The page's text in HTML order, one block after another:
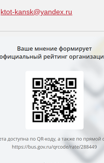
ktot-kansk@yandex.ru